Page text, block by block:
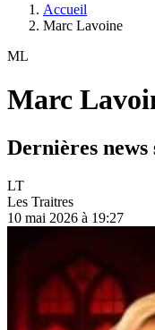
Accueil
Marc Lavoine
ML
Marc
Dernières news
LT
Les Traitres
10 mai 2026 à 19:27